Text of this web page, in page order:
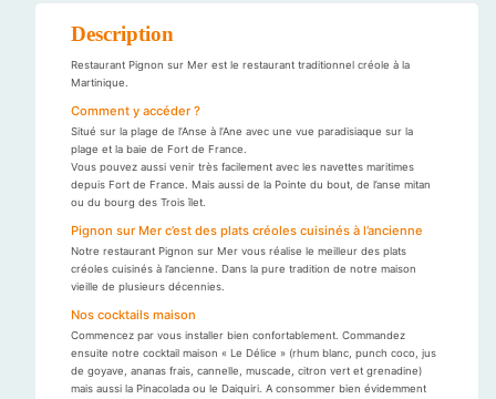
Description
Restaurant Pignon sur Mer est le restaurant traditionnel créole à la
Martinique.
Comment y accéder ?
Situé sur la plage de l’Anse à l’Ane avec une vue paradisiaque sur la
plage et la baie de Fort de France.
Vous pouvez aussi venir très facilement avec les navettes maritimes
depuis Fort de France. Mais aussi de la Pointe du bout, de l’anse mitan
ou du bourg des Trois îlet.
Pignon sur Mer c’est des plats créoles cuisinés à l’ancienne
Notre restaurant Pignon sur Mer vous réalise le meilleur des plats
créoles cuisinés à l’ancienne. Dans la pure tradition de notre maison
vieille de plusieurs décennies.
Nos cocktails maison
Commencez par vous installer bien confortablement. Commandez
ensuite notre cocktail maison « Le Délice » (rhum blanc, punch coco, jus
de goyave, ananas frais, cannelle, muscade, citron vert et grenadine)
mais aussi la Pinacolada ou le Daiquiri. A consommer bien évidemment